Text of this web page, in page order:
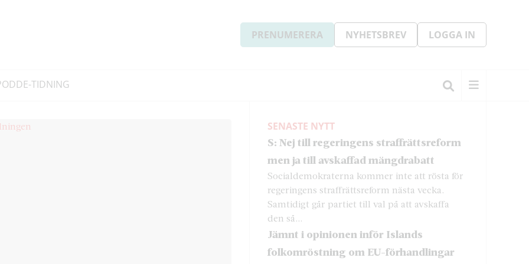
PRENUMERERA NYHETSBREV LOGGA IN
E-TIDNING
SENASTE NYTT
S: Nej till regeringens straffrättsreform
men ja till avskaffad mängdrabatt
Socialdemokraterna kommer inte att rösta för
regeringens straffrättsreform nästa vecka.
Samtidigt går partiet till val på att avskaffa
den så...
Jämnt i opinionen inför Islands
folkomröstning om EU-förhandlingar